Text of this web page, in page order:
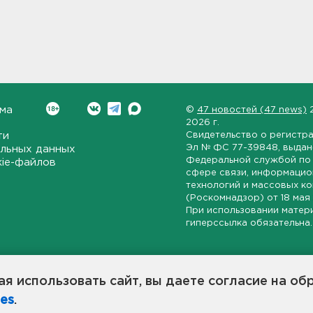
использовать сайт, вы даете согласие на
.
данных
файлов
© 47 новостей (47 news)
2026 г.
Свидетельство о
Эл № ФС 77-39848 ,
Федеральной службой по
сфере связи,
технологий и массовых
(Роскомнадзор) от 18 мая
При использовании
гиперссылка обязательна.
области, экономической и инвестиционной активности в
станет популярной и конструктивной площадкой
в 47-м регионе России.